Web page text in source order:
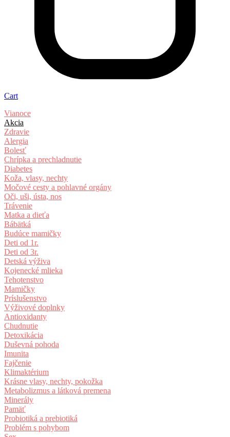
Cart
Vianoce
Akcia
Zdravie
Alergia
Bolesť
Chrípka a prechladnutie
Diabetes
Koža, vlasy, nechty
Močové cesty a pohlavné orgány
Oči, uši, ústa, nos
Trávenie
Matka a dieťa
Bábätká
Budúce mamičky
Deti od 1r.
Deti od 3r.
Detská výživa
Kojenecké mlieka
Tehotenstvo
Mamičky
Príslušenstvo
Výživové doplnky
Antioxidanty
Chudnutie
Detoxikácia
Duševná pohoda
Imunita
Fajčenie
Klimaktérium
Krásne vlasy, nechty, pokožka
Metabolizmus a látková premena
Minerály
Pamäť
Probiotiká a prebiotiká
Problém s pohybom